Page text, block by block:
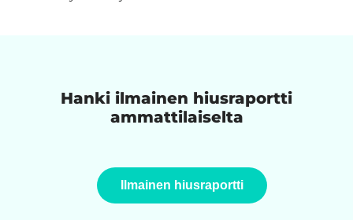
Hanki ilmainen hiusraportti
ammattilaiselta
Ilmainen hiusraportti